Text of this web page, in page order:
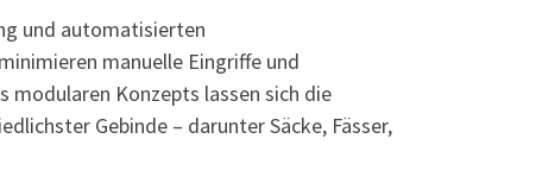
und automatisierten
manuelle Eingriffe und
Konzepts lassen sich die
Gebinde – darunter Säcke, Fässer,